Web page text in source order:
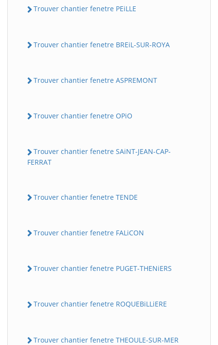
Trouver chantier fenetre PEiLLE
Trouver chantier fenetre BREiL-SUR-ROYA
Trouver chantier fenetre ASPREMONT
Trouver chantier fenetre OPiO
Trouver chantier fenetre SAiNT-JEAN-CAP-
FERRAT
Trouver chantier fenetre TENDE
Trouver chantier fenetre FALiCON
Trouver chantier fenetre PUGET-THENiERS
Trouver chantier fenetre ROQUEBiLLiERE
Trouver chantier fenetre THEOULE-SUR-MER